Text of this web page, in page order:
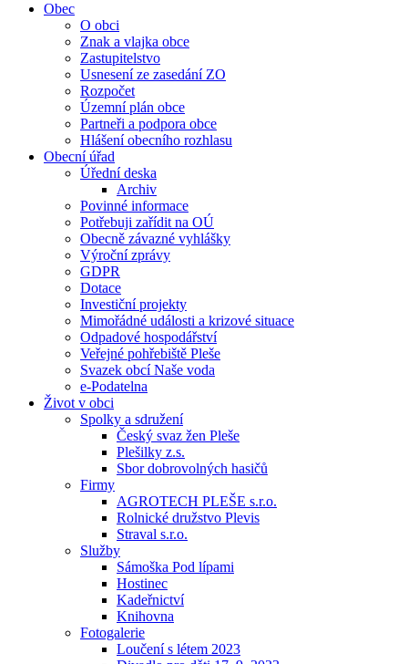
Obec
O obci
Znak a vlajka obce
Zastupitelstvo
Usnesení ze zasedání ZO
Rozpočet
Územní plán obce
Partneři a podpora obce
Hlášení obecního rozhlasu
Obecní úřad
Úřední deska
Archiv
Povinné informace
Potřebuji zařídit na OÚ
Obecně závazné vyhlášky
Výroční zprávy
GDPR
Dotace
Investiční projekty
Mimořádné události a krizové situace
Odpadové hospodářství
Veřejné pohřebiště Pleše
Svazek obcí Naše voda
e-Podatelna
Život v obci
Spolky a sdružení
Český svaz žen Pleše
Plešilky z.s.
Sbor dobrovolných hasičů
Firmy
AGROTECH PLEŠE s.r.o.
Rolnické družstvo Plevis
Straval s.r.o.
Služby
Sámoška Pod lípami
Hostinec
Kadeřnictví
Knihovna
Fotogalerie
Loučení s létem 2023